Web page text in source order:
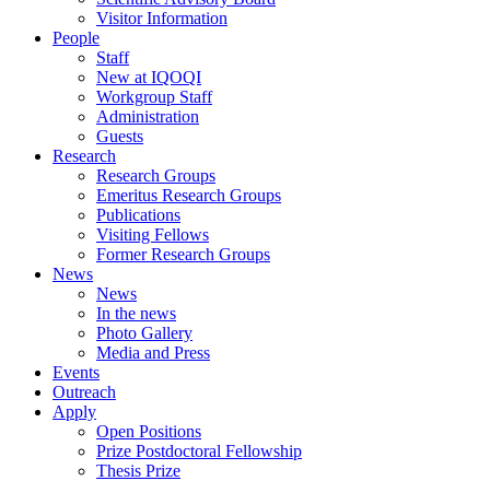
Visitor Information
People
Staff
New at IQOQI
Workgroup Staff
Administration
Guests
Research
Research Groups
Emeritus Research Groups
Publications
Visiting Fellows
Former Research Groups
News
News
In the news
Photo Gallery
Media and Press
Events
Outreach
Apply
Open Positions
Prize Postdoctoral Fellowship
Thesis Prize